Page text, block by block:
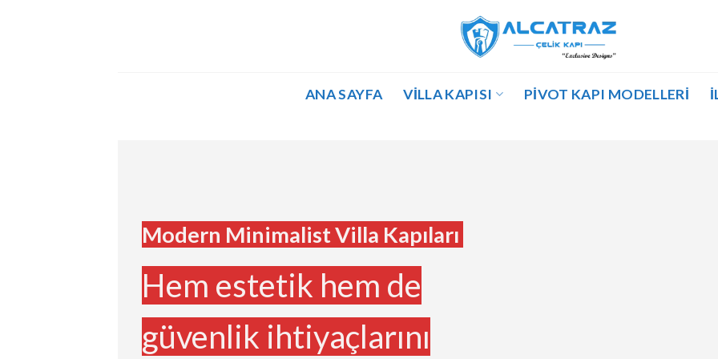
ANA SAYFA VILLA KAPISI PIVOT KAPI MODELLERI
Modern Minimalist Villa Kapıları
Hem estetik hem de
güvenlik ihtiyaçlarını